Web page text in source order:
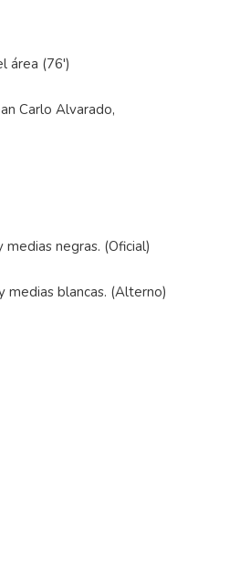
área (76')
Carlo Alvarado,
negras. (Oficial)
medias blancas. (Alterno)